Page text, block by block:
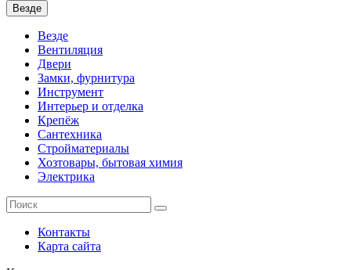
Везде
Везде
Вентиляция
Двери
Замки, фурнитура
Инструмент
Интерьер и отделка
Крепёж
Сантехника
Стройматериалы
Хозтовары, бытовая химия
Электрика
Контакты
Карта сайта